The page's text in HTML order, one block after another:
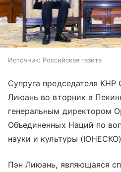
Источник: Российская газета
Супруга председателя
Лиюань во вторник в
генеральным директором
Объединенных Наций по
науки и культуры
Пэн Лиюань, являющаяся